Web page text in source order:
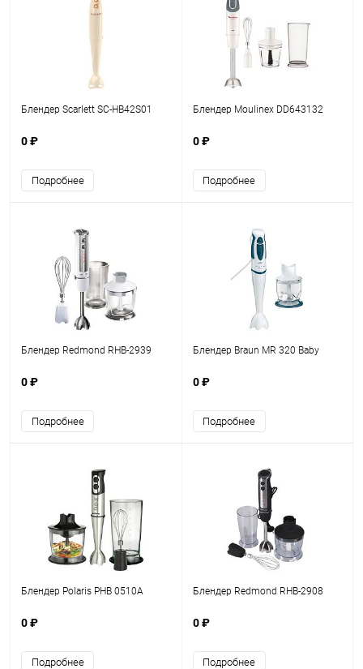
Блендер Scarlett SC-HB42S01
0 ₽
Подробнее
Блендер Moulinex DD643132
0 ₽
Подробнее
Блендер Redmond RHB-2939
0 ₽
Подробнее
Блендер Braun MR 320 Baby
0 ₽
Подробнее
Блендер Polaris PHB 0510A
0 ₽
Подробнее
Блендер Redmond RHB-2908
0 ₽
Подробнее